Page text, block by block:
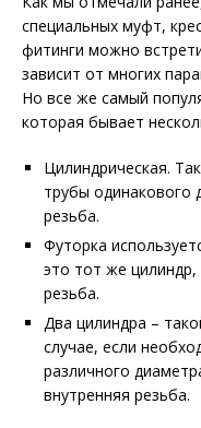
специальных муфт,
фитинги можно
зависит от многих
Но все же самый
которая бывает
Цилиндрическая.
трубы одинакового
резьба.
Футорка
это тот же
резьба.
Два цилиндра –
случае, если
различного
внутренняя резьба.